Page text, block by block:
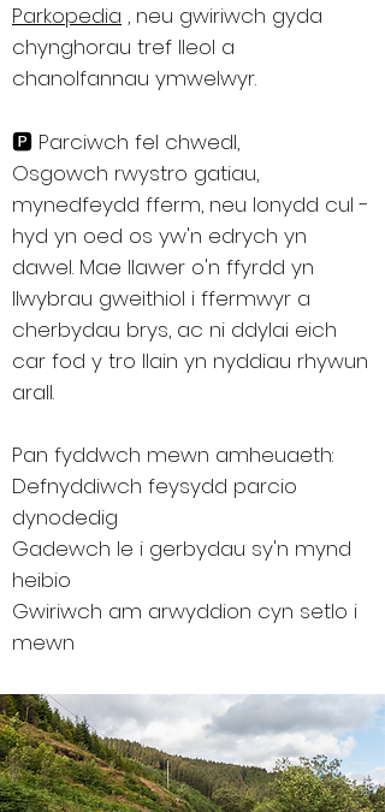
Parkopedia , neu gwiriwch gyda
chynghorau tref lleol a
chanolfannau ymwelwyr.
🅿️ Parciwch fel chwedl,
Osgowch rwystro gatiau,
mynedfeydd fferm, neu lonydd cul -
hyd yn oed os yw'n edrych yn
dawel. Mae llawer o'n ffyrdd yn
llwybrau gweithiol i ffermwyr a
cherbydau brys, ac ni ddylai eich
car fod y tro llain yn nyddiau rhywun
arall.
Pan fyddwch mewn amheuaeth:
Defnyddiwch feysydd parcio
dynodedig
Gadewch le i gerbydau sy'n mynd
heibio
Gwiriwch am arwyddion cyn setlo i
mewn